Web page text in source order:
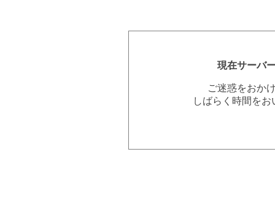
現在サーバ
ご迷惑をおか
しばらく時間を